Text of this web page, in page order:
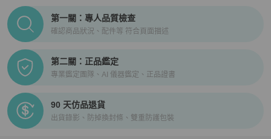
・商品出貨後，Popchill會提供安心購證明。
💎運送相關💎
・本店商品由日本 eLADY 公司從日本出貨，直接寄往買家地址。
・本店商品在日本據點眾多，買家下單後方始確認庫存。
・所有商品只有一件，有可能發生已在別據點售出的情形。遇此情況
將取消訂單。
・訂單確認後七個工作天內由日本寄出。若有特殊情形發生需延長寄
送時間會通知買家。
💎費用相關💎
PopChill拍拍圈正品驗證、安心購檢驗流程介紹
第一關：專人品質檢查
確認商品狀況、配件等 符合頁面描述
第二關：正品鑑定
專業鑑定團隊、AI 儀器鑑定、正品證書
90 天仿品退貨
出貨錄影、防掉換封條、雙重防護包裝